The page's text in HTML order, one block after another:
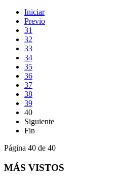
Iniciar
Previo
31
32
33
34
35
36
37
38
39
40
Siguiente
Fin
Página 40 de 40
MÁS VISTOS